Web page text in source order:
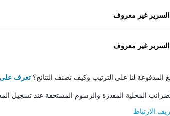
السرير غير معروف
السرير غير معروف
المدفوعة لنا على الترتيب وكيف نصنف النتائج؟ تعرف على
المحلية المقدرة والرسوم المستحقة عند تسجيل
الارتباط